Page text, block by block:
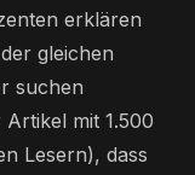
erklären
gleichen
suchen
mit 1.500
Lesern), dass